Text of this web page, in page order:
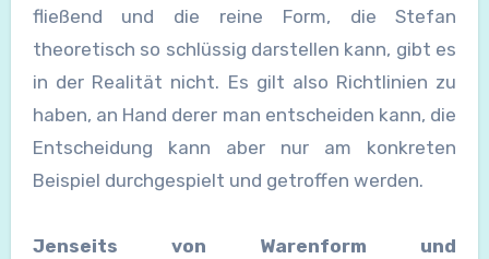
fließend und die reine Form, die Stefan
theoretisch so schlüssig darstellen kann, gibt es
in der Realität nicht. Es gilt also Richtlinien zu
haben, an Hand derer man entscheiden kann, die
Entscheidung kann aber nur am konkreten
Beispiel durchgespielt und getroffen werden.
Jenseits von Warenform und